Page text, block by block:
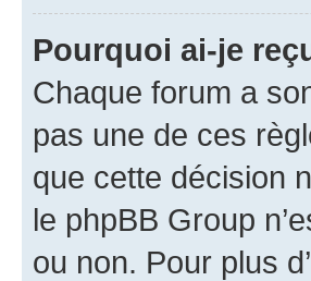
Pourquoi ai-je
Chaque forum a
pas une de ces
que cette décision
le phpBB Group
ou non. Pour plus